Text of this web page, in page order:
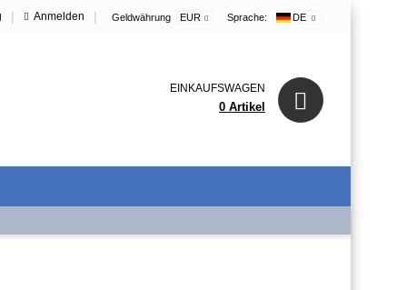
| Anmelden | Geldwährung EUR Sprache: DE
EINKAUFSWAGEN
0 Artikel